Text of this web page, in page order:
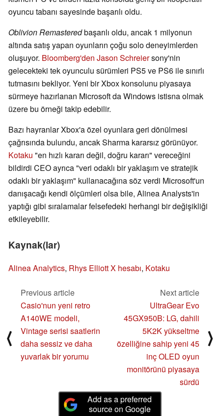
oyuncu tabanı sayesinde başarılı oldu.
Oblivion Remasteredbaşarılı oldu, ancak 1 milyonun
altında satış yapan oyunların çoğu solo deneyimlerden
oluşuyor. Bloomberg'den Jason Schreiersony'nin
gelecekteki tek oyunculu sürümleri PS5 ve PS6 ile sınırlı
tutmasını bekliyor. Yeni bir Xbox konsolunu piyasaya
sürmeye hazırlanan Microsoft da Windows istisna olmak
üzere bu örneği takip edebilir.
Bazı hayranlar Xbox'a özel oyunlara geri dönülmesi
çağrısında bulundu, ancak Sharma kararsız görünüyor.
Kotaku "en hızlı kararı değil, doğru kararı" vereceğini
bildirdi CEO ayrıca "veri odaklı bir yaklaşım ve stratejik
odaklı bir yaklaşım" kullanacağına söz verdi Microsoft'un
danışacağı kendi ölçümleri olsa bile, Alinea Analysts'in
yaptığı gibi sıralamalar felsefedeki herhangi bir değişikliği
etkileyebilir.
Kaynak(lar)
Alinea Analytics, Rhys Elliott X hesabı, Kotaku
⟨
Previous article
Casio'nun yeni retro
A140WE modeli,
Vintage serisi saatlerin
daha sessiz ve daha
yuvarlak bir yorumu
Next article
UltraGear Evo
45GX950B: LG, dahili
5K2K yükseltme
özelliğine sahip yeni 45
inç OLED oyun
monitörünü piyasaya
sürdü
⟩
Add as a preferred
source on Google